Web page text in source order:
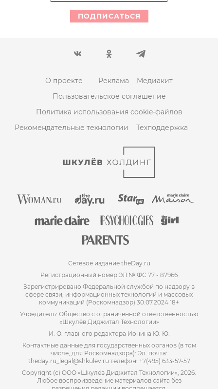
ПОДПИСАТЬСЯ
О проекте Реклама
Медиакит
Пользовательское соглашение
Политика использования cookie-файлов
Рекомендательные технологии
Техподдержка
Сетевое издание theDay.ru
Регистрационный номер ЭЛ № ФС 77 - 87966
Зарегистрировано Федеральной службой по надзору в
сфере связи, информационных технологий и массовых
коммуникаций (Роскомнадзор) 30.07.2024 18+
Учредитель: Общество с ограниченной ответственностью
«Шкулёв Диджитал Технологии»
И. О. главного редактора Ионина Ю. Ю.
Контактные данные для государственных органов (в том
числе, для Роскомнадзора): Эл. почта:
theday.ru_legal@shkulev.ru телефон: +7(495) 633-57-57
Copyright (с) ООО «Шкулёв Диджитал Технологии», 2026.
Любое воспроизведение материалов сайта без